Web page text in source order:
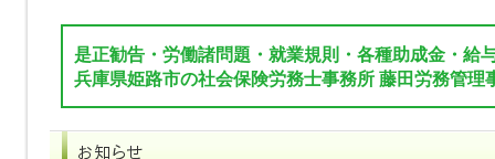
是正勧告・労働諸問題・就業規則・各種助成金・給
兵庫県姫路市の社会保険労務士事務所 藤田労務管理